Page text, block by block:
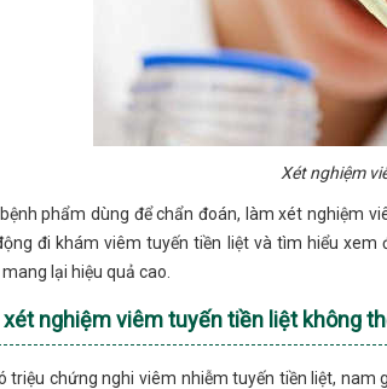
Xét nghiệm
phẩm dùng để chẩn đoán, làm xét nghiệm
đi khám viêm tuyến tiền liệt và tìm hiểu
mang lại hiệu quả cao.
xét nghiệm viêm tuyến tiền liệt không
triệu chứng nghi viêm nhiễm tuyến tiền liệt,